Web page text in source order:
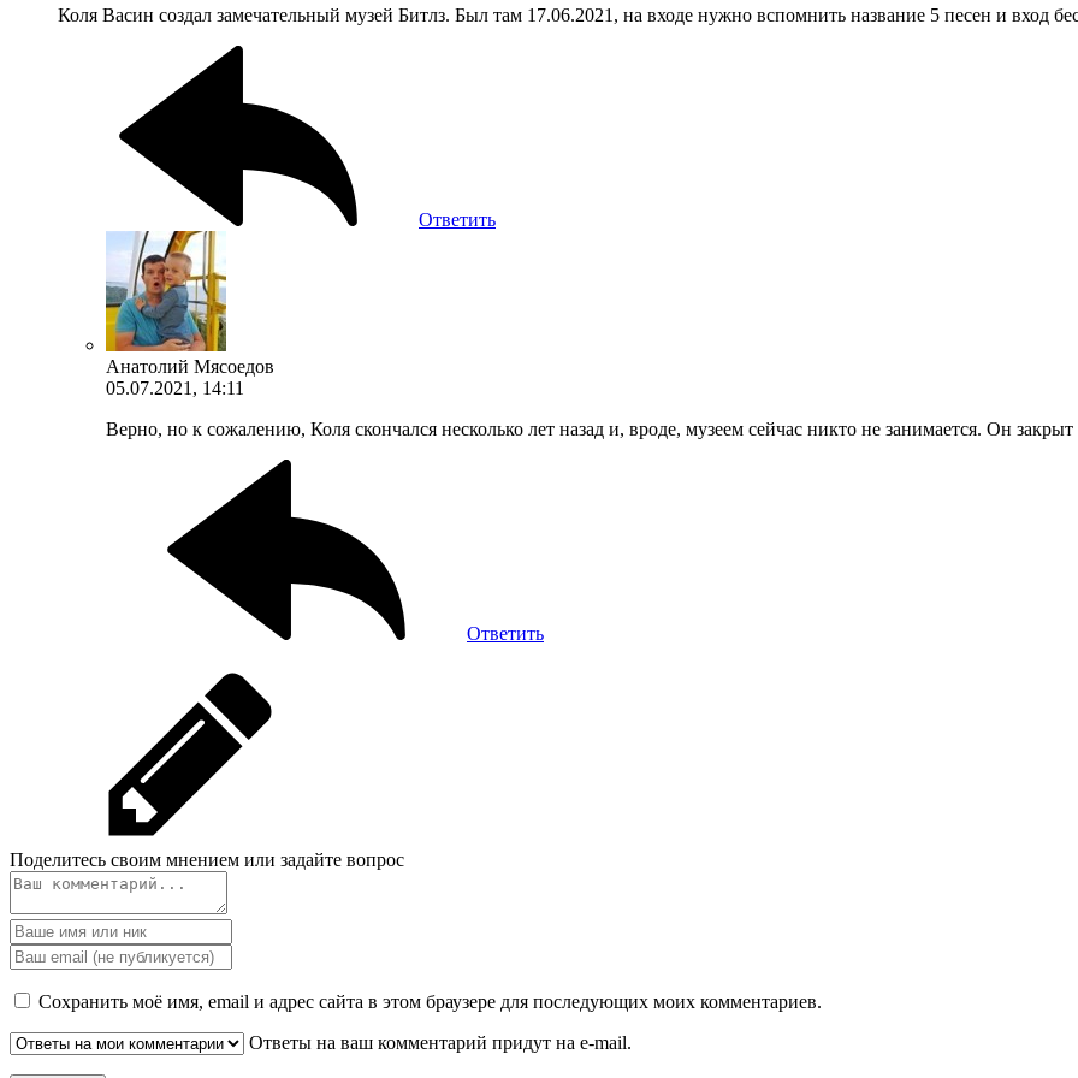
Коля Васин создал замечательный музей Битлз. Был там 17.06.2021, на входе нужно вспомнить название 5 песен и вход
Ответить
Анатолий Мясоедов
05.07.2021, 14:11
Верно, но к сожалению, Коля скончался несколько лет назад и, вроде, музеем сейчас никто не занимается. Он закрыт
Ответить
Поделитесь своим мнением или задайте вопрос
Сохранить моё имя, email и адрес сайта в этом браузере для последующих моих комментариев.
Ответы на ваш комментарий придут на e-mail.